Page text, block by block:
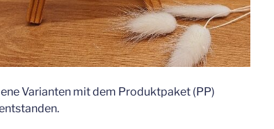
Varianten mit dem Produktpaket (PP)